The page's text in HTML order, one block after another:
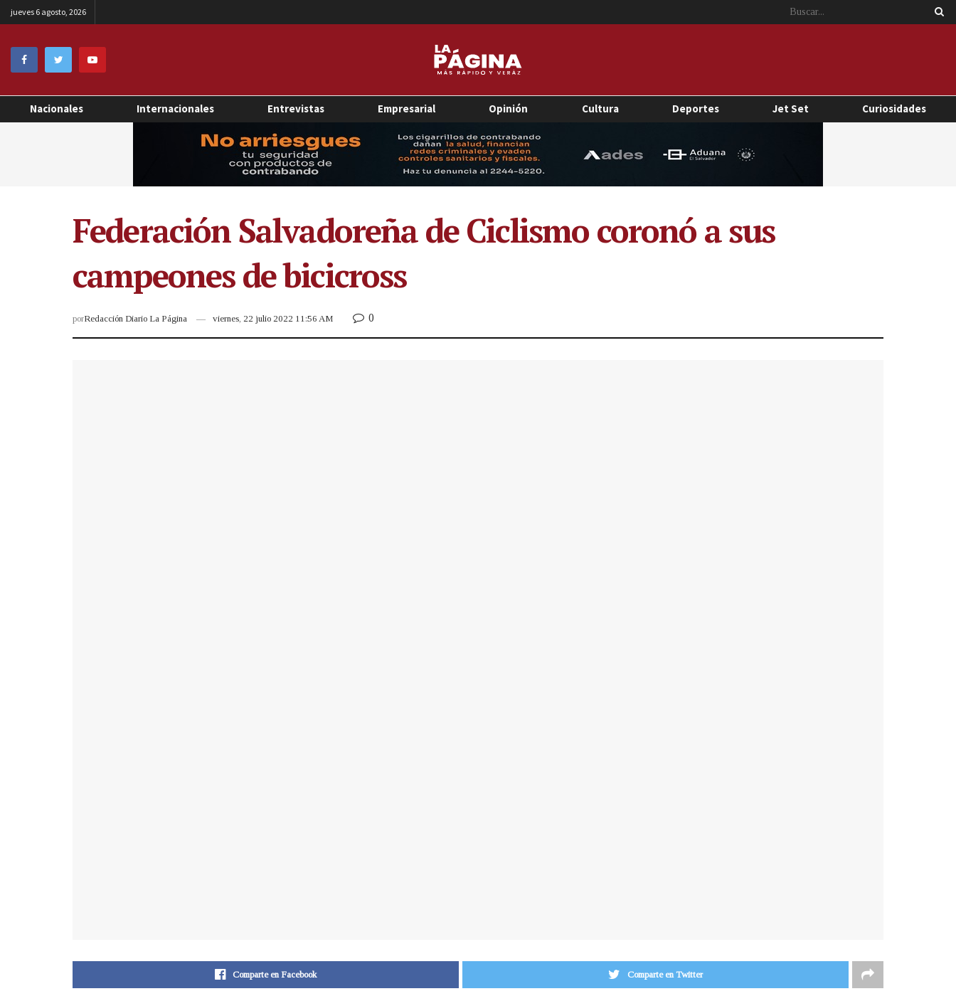
jueves 6 agosto, 2026
Nacionales Internacionales Entrevistas Empresarial Opinión Cultura Deportes Jet Set Curiosidades
Federación Salvadoreña de Ciclismo coronó a sus
campeones de bicicross
porRedacción Diario La Página viernes, 22 julio 2022 11:56 AM 0
Comparte en Facebook Comparte en Twitter